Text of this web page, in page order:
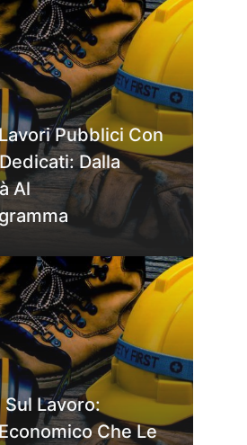
Pubblici Con
Dalla
Al
Lavoro:
Che Le